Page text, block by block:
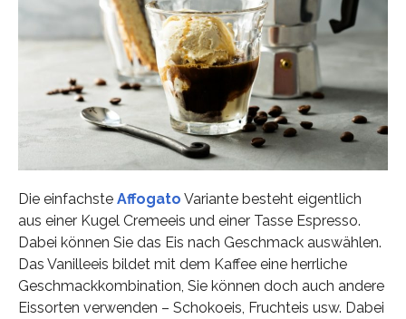
Die einfachste Affogato Variante besteht eigentlich
aus einer Kugel Cremeeis und einer Tasse Espresso.
Dabei können Sie das Eis nach Geschmack auswählen.
Das Vanilleeis bildet mit dem Kaffee eine herrliche
Geschmackkombination, Sie können doch auch andere
Eissorten verwenden – Schokoeis, Fruchteis usw. Dabei